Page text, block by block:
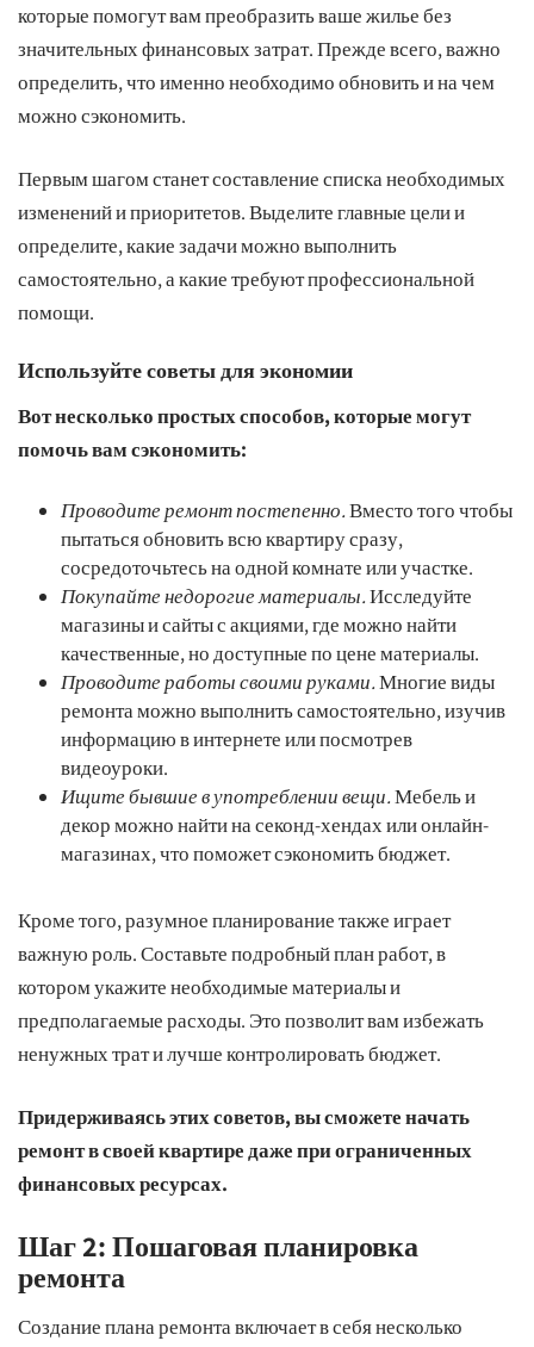
которые помогут вам преобразить ваше жилье без
значительных финансовых затрат. Прежде всего, важно
определить, что именно необходимо обновить и на чем
можно сэкономить.
Первым шагом станет составление списка необходимых
изменений и приоритетов. Выделите главные цели и
определите, какие задачи можно выполнить
самостоятельно, а какие требуют профессиональной
помощи.
Используйте советы для экономии
Вот несколько простых способов, которые могут
помочь вам сэкономить:
Проводите ремонт постепенно.Вместо того чтобы
пытаться обновить всю квартиру сразу,
сосредоточьтесь на одной комнате или участке.
Покупайте недорогие материалы.Исследуйте
магазины и сайты с акциями, где можно найти
качественные, но доступные по цене материалы.
Проводите работы своими руками.Многие виды
ремонта можно выполнить самостоятельно, изучив
информацию в интернете или посмотрев
видеоуроки.
Ищите бывшие в употреблении вещи.Мебель и
декор можно найти на секонд-хендах или онлайн-
магазинах, что поможет сэкономить бюджет.
Кроме того, разумное планирование также играет
важную роль. Составьте подробный план работ, в
котором укажите необходимые материалы и
предполагаемые расходы. Это позволит вам избежать
ненужных трат и лучше контролировать бюджет.
Придерживаясь этих советов, вы сможете начать
ремонт в своей квартире даже при ограниченных
финансовых ресурсах.
Шаг 2: Пошаговая планировка
ремонта
Создание плана ремонта включает в себя несколько